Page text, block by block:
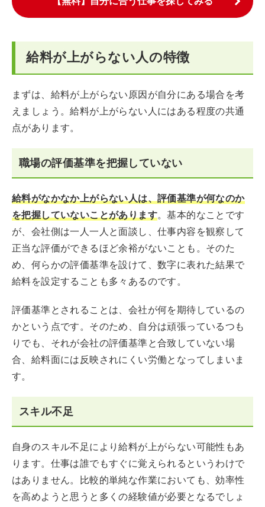
給料が上がらない人の特徴
まずは、給料が上がらない原因が自分にある場合を考
えましょう。給料が上がらない人にはある程度の共通
点があります。
職場の評価基準を把握していない
給料がなかなか上がらない人は、評価基準が何なのか
を把握していないことがあります。基本的なことです
が、会社側は一人一人と面談し、仕事内容を観察して
正当な評価ができるほど余裕がないことも。そのた
め、何らかの評価基準を設けて、数字に表れた結果で
給料を設定することも多々あるのです。
評価基準とされることは、会社が何を期待しているの
かという点です。そのため、自分は頑張っているつも
りでも、それが会社の評価基準と合致していない場
合、給料面には反映されにくい労働となってしまいま
す。
スキル不足
自身のスキル不足により給料が上がらない可能性もあ
ります。仕事は誰でもすぐに覚えられるというわけで
はありません。比較的単純な作業においても、効率性
を高めようと思うと多くの経験値が必要となるでしょ